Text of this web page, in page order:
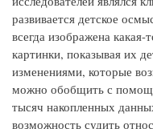
развивается детское
всегда изображена
картинки, показывая их
изменениями, которые
можно обобщить с
тысяч накопленных
возможность судить